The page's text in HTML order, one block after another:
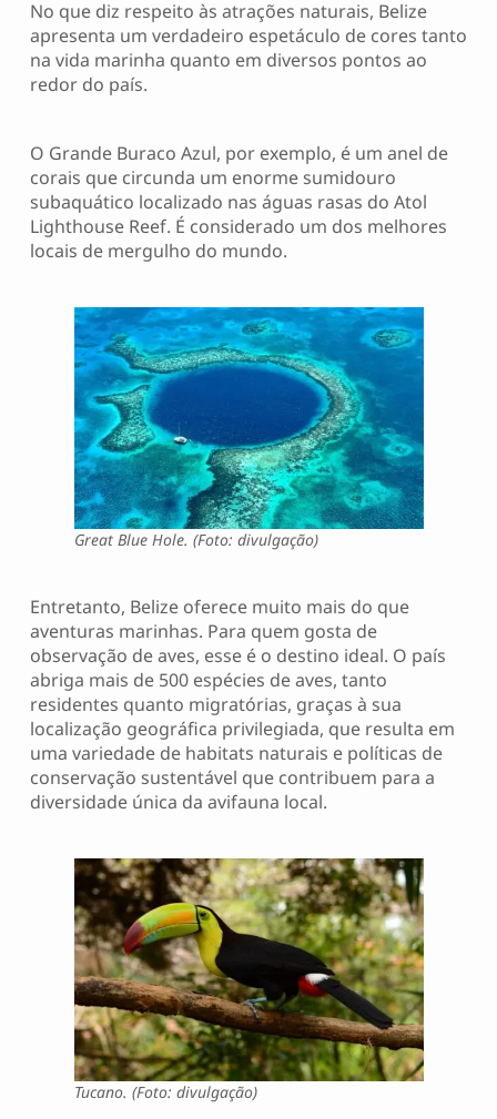
No que diz respeito às atrações naturais, Belize
apresenta um verdadeiro espetáculo de cores tanto
na vida marinha quanto em diversos pontos ao
redor do país.
O Grande Buraco Azul, por exemplo, é um anel de
corais que circunda um enorme sumidouro
subaquático localizado nas águas rasas do Atol
Lighthouse Reef. É considerado um dos melhores
locais de mergulho do mundo.
Great Blue Hole. (Foto: divulgação)
Entretanto, Belize oferece muito mais do que
aventuras marinhas. Para quem gosta de
observação de aves, esse é o destino ideal. O país
abriga mais de 500 espécies de aves, tanto
residentes quanto migratórias, graças à sua
localização geográfica privilegiada, que resulta em
uma variedade de habitats naturais e políticas de
conservação sustentável que contribuem para a
diversidade única da avifauna local.
Tucano. (Foto: divulgação)